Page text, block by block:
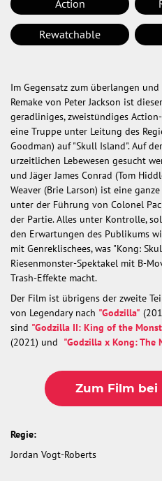
Action
Rewatchable
Im Gegensatz zum überlangen
Remake von Peter Jackson ist
geradliniges, zweistündiges
eine Truppe unter Leitung des
Goodman) auf "Skull Island". Auf
urzeitlichen Lebewesen gesucht
und Jäger James Conrad (Tom
Weaver (Brie Larson) ist eine
unter der Führung von Colonel
der Partie. Alles unter Kontrolle,
den Erwartungen des Publikums
mit Genreklischees, was "Kong:
Riesenmonster-Spektakel mit B-
Trash-Effekte macht.
Der Film ist übrigens der zweite
von Legendary nach "Godzilla"
sind "Godzilla II: King of the
(2021) und "Godzilla x Kong: The
Zum Film bei
Regie:
Jordan Vogt-Roberts